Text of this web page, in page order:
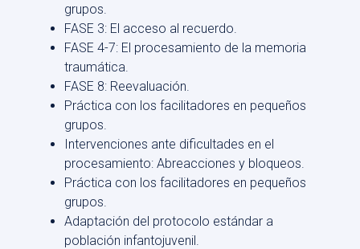
grupos.
FASE 3: El acceso al recuerdo.
FASE 4-7: El procesamiento de la memoria
traumática.
FASE 8: Reevaluación.
Práctica con los facilitadores en pequeños
grupos.
Intervenciones ante dificultades en el
procesamiento: Abreacciones y bloqueos.
Práctica con los facilitadores en pequeños
grupos.
Adaptación del protocolo estándar a
población infantojuvenil.